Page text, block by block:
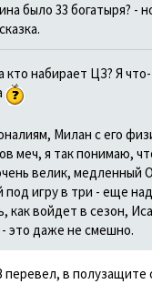
было 33 богатыря? -
кто набирает ЦЗ? Я
Милан с его
меч, я так понимаю,
велик, медленный
под игру в три - еще
как войдет в сезон,
это даже не смешно.
в полузащите